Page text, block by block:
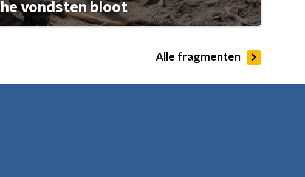
vondsten bloot
Alle fragmenten